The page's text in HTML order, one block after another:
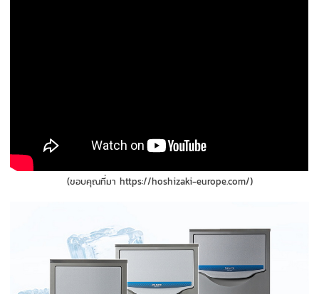
(ขอบคุณที่มา https://hoshizaki-europe.com/)